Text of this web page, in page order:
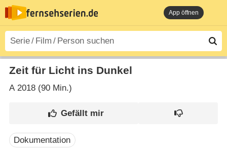
App öffnen
Zeit für Licht ins Dunkel
A2018 (90 Min.)
Dokumentation